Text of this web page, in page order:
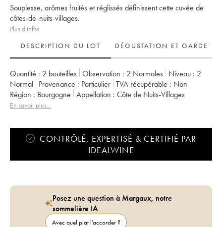
Souplesse, arômes fruités et réglissés définissent cette cuvée de
côtes-de-nuits-villages.
Plus d'infos
DESCRIPTION DU LOT
DÉGUSTATION ET GARDE
Quantité : 2 bouteilles Observation : 2 Normales Niveau : 2
Normal
Provenance : particulier TVA récupérable :
non
Région :
Bourgogne Appellation : Côte de Nuits-Villages
En savoir plus...
CONTRÔLÉ, EXPERTISÉ & CERTIFIÉ PAR
IDEALWINE
Posez une question à Margaux, notre
sommelière IA
Avec quel plat l'accorder ?